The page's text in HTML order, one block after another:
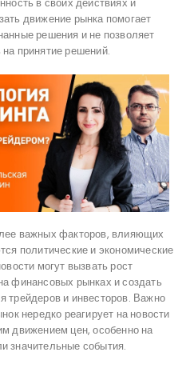
движение рынка помогает
решения и не позволяет
принятие решений.
важных факторов, влияющих
политические и экономические
могут вызвать рост
финансовых рынках и создать
трейдеров и инвесторов. Важно
нередко реагирует на новости
движением цен, особенно на
значительные события.